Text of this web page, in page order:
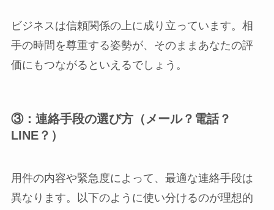
ビジネスは信頼関係の上に成り立っています。相
手の時間を尊重する姿勢が、そのままあなたの評
価にもつながるといえるでしょう。
③：連絡手段の選び方（メール？電話？
LINE？）
用件の内容や緊急度によって、最適な連絡手段は
異なります。以下のように使い分けるのが理想的